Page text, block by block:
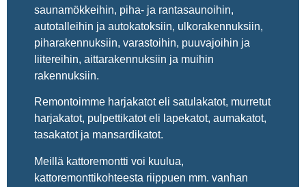
saunamökkeihin, piha- ja rantasaunoihin,
autotalleihin ja autokatoksiin, ulkorakennuksiin,
piharakennuksiin, varastoihin, puuvajoihin ja
liitereihin, aittarakennuksiin ja muihin
rakennuksiin.
Remontoimme harjakatot eli satulakatot, murretut
harjakatot, pulpettikatot eli lapekatot, aumakatot,
tasakatot ja mansardikatot.
Meillä kattoremontti voi kuulua,
kattoremonttikohteesta riippuen mm. vanhan